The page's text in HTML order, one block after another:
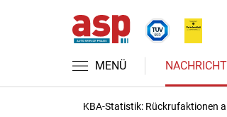
MENÜ
KBA-Statistik: Rückrufaktionen